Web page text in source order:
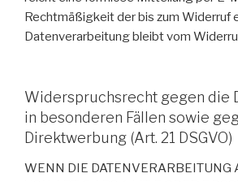
Rechtmäßigkeit der bis zum Widerruf
Datenverarbeitung bleibt vom
Widerspruchsrecht gegen die
in besonderen Fällen sowie
Direktwerbung (Art. 21 DSGVO)
WENN DIE DATENVERARBEITUNG